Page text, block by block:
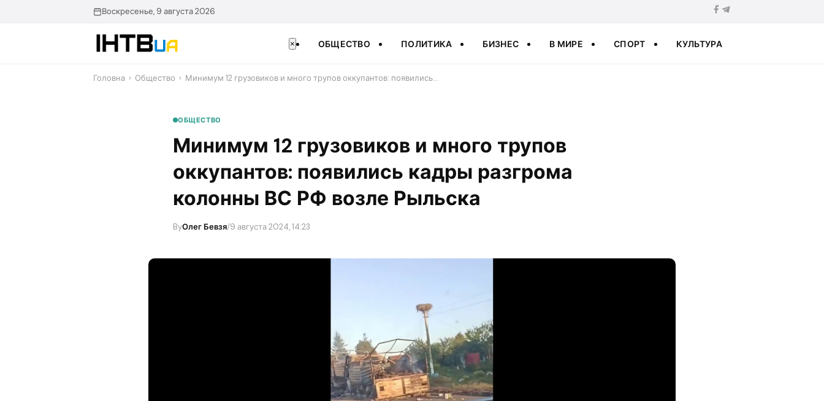
Воскресенье, 9 августа 2026
× ОБЩЕСТВО ПОЛИТИКА БИЗНЕС В МИРЕ СПОРТ КУЛЬТУРА
Головна › Общество › ​Минимум 12 грузовиков и много трупов оккупантов: появились…
ОБЩЕСТВО
​Минимум 12 грузовиков и много трупов
оккупантов: появились кадры разгрома
колонны ВС РФ возле Рыльска
ByОлег Бевзя/9 августа 2024, 14:23